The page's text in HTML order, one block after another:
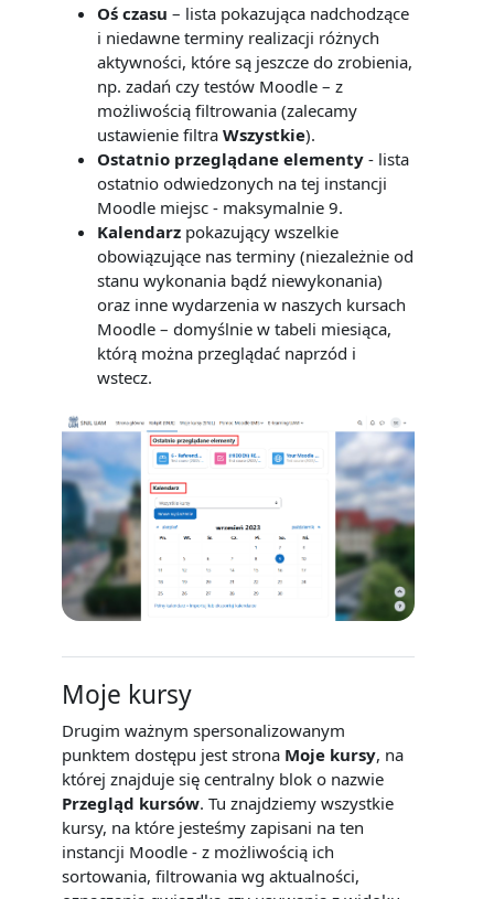
Oś czasu – lista pokazująca nadchodzące
i niedawne terminy realizacji różnych
aktywności, które są jeszcze do zrobienia,
np. zadań czy testów Moodle – z
możliwością filtrowania (zalecamy
ustawienie filtra Wszystkie).
Ostatnio przeglądane elementy - lista
ostatnio odwiedzonych na tej instancji
Moodle miejsc - maksymalnie 9.
Kalendarz pokazujący wszelkie
obowiązujące nas terminy (niezależnie od
stanu wykonania bądź niewykonania)
oraz inne wydarzenia w naszych kursach
Moodle – domyślnie w tabeli miesiąca,
którą można przeglądać naprzód i
wstecz.
Moje kursy
Drugim ważnym spersonalizowanym
punktem dostępu jest strona Moje kursy, na
której znajduje się centralny blok o nazwie
Przegląd kursów. Tu znajdziemy wszystkie
kursy, na które jesteśmy zapisani na ten
instancji Moodle - z możliwością ich
sortowania, filtrowania wg aktualności,